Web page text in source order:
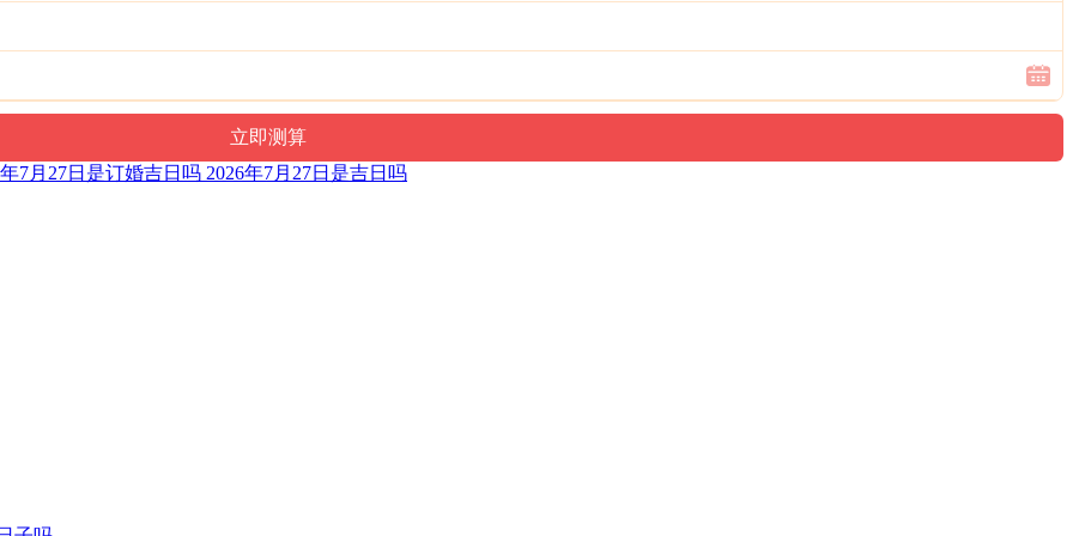
7月27日是订婚吉日吗 2026年7月27日是吉日吗